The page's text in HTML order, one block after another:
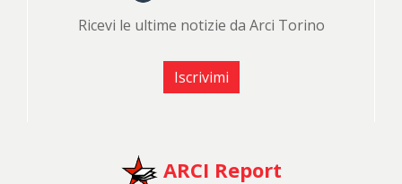
Ricevi le ultime notizie da Arci Torino
Iscrivimi
ARCI Report